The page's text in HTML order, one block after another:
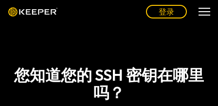
登录
您知道您的 SSH 密钥在哪里
吗？